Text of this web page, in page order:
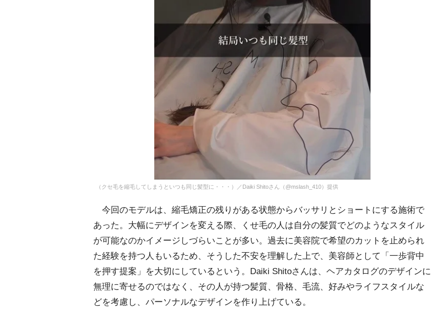
（クセ毛を縮毛してしまうといつも同じ髪型に・・・）／Daiki Shitoさん（@mslash_410）提供
今回のモデルは、縮毛矯正の残りがある状態からバッサリとショートにする施術で
あった。大幅にデザインを変える際、くせ毛の人は自分の髪質でどのようなスタイル
が可能なのかイメージしづらいことが多い。過去に美容院で希望のカットを止められ
た経験を持つ人もいるため、そうした不安を理解した上で、美容師として「一歩背中
を押す提案」を大切にしているという。Daiki Shitoさんは、ヘアカタログのデザインに
無理に寄せるのではなく、その人が持つ髪質、骨格、毛流、好みやライフスタイルな
どを考慮し、パーソナルなデザインを作り上げている。